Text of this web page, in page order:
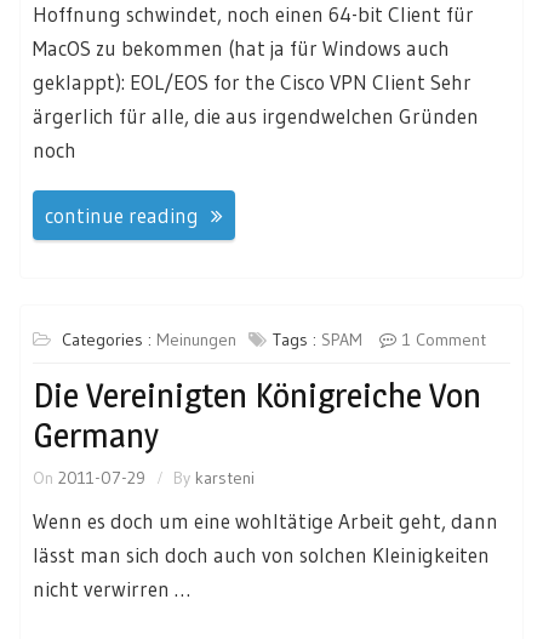
Hoffnung schwindet, noch einen 64-bit Client für
MacOS zu bekommen (hat ja für Windows auch
geklappt): EOL/EOS for the Cisco VPN Client Sehr
ärgerlich für alle, die aus irgendwelchen Gründen
noch
continue reading
Categories : Meinungen Tags : SPAM 1 Comment
Die Vereinigten Königreiche Von
Germany
On 2011-07-29 By karsteni
Wenn es doch um eine wohltätige Arbeit geht, dann
lässt man sich doch auch von solchen Kleinigkeiten
nicht verwirren …